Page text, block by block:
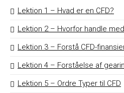
Lektion 1 – Hvad er en CFD?
Lektion 2 – Hvorfor handle
Lektion 3 – Forstå CFD-
Lektion 4 – Forståelse af
Lektion 5 – Ordre Typer til CFD